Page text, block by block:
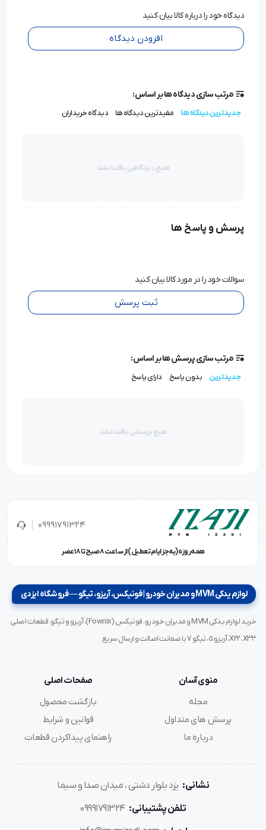
دیدگاه خود را درباره کالا بیان کنید
افزودن دیدگاه
مرتب سازی دیدگاه ها بر اساس:
جدیدترین دیدگاه ها مفیدترین دیدگاه ها دیدگاه خریداران
هیچ دیدگاهی یافت نشد
پرسش و پاسخ ها
سوالات خود را در مورد کالا بیان کنید
ثبت پرسش
مرتب سازی پرسش ها بر اساس:
جدیدترین بدون پاسخ دارای پاسخ
هیچ پرسشی یافت نشد
09991791324
همه‌روزه (به‌جز ایام تعطیل) از ساعت ۸ صبح تا ۱۸ عصر
لوازم یدکی MVM و مدیران خودرو | فونیکس، آریزو، تیگو — فروشگاه ایزدی
خرید لوازم یدکی MVM و مدیران خودرو، فونیکس (Fownix)، آریزو و تیگو. قطعات اصلی
X22، X33، آریزو ۵، تیگو ۷ با ضمانت اصالت و ارسال سریع.
منوی آسان
مجله
پرسش های متداول
درباره ما
صفحات اصلی
بازگشت محصول
قوانین و شرایط
راهنمای پیداکردن قطعات
نشانی: یزد بلوار دشتی ، میدان صدا و سیما
تلفن پشتیبانی: 09991791324